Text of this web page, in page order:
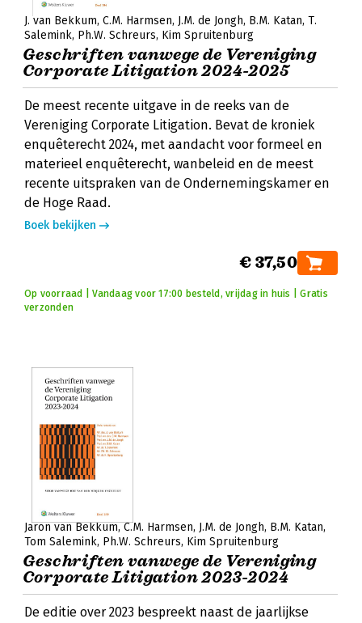
J. van Bekkum C.M. Harmsen J.M. de Jongh B.M. Katan T.
Salemink Ph.W. Schreurs Kim Spruitenburg
Geschriften vanwege de Vereniging
Corporate Litigation 2024-2025
De meest recente uitgave in de reeks van de
Vereniging Corporate Litigation. Bevat de kroniek
enquêterecht 2024, met aandacht voor formeel en
materieel enquêterecht, wanbeleid en de meest
recente uitspraken van de Ondernemingskamer en
de Hoge Raad.
Boek bekijken
€ 37,50
Op voorraad | Vandaag voor 17:00 besteld, vrijdag in huis | Gratis
verzonden
Jaron van Bekkum C.M. Harmsen J.M. de Jongh B.M. Katan
Tom Salemink Ph.W. Schreurs Kim Spruitenburg
Geschriften vanwege de Vereniging
Corporate Litigation 2023-2024
De editie over 2023 bespreekt naast de jaarlijkse